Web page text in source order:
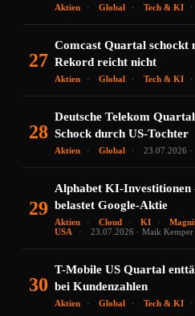
Aktien Global Tech & KI
27
Comcast Quartal schockt
Rekord reicht nicht
Aktien Global Tech & KI
28
Deutsche Telekom
Schock durch US-Tochter
Aktien Global 23.07.2026
29
Alphabet KI-Investitionen
belastet Google-Aktie
Aktien Cloud KI
USA
23.07.2026 · Maik Kemper
30
T-Mobile US Quartal
bei Kundenzahlen
Aktien Global Tech & KI